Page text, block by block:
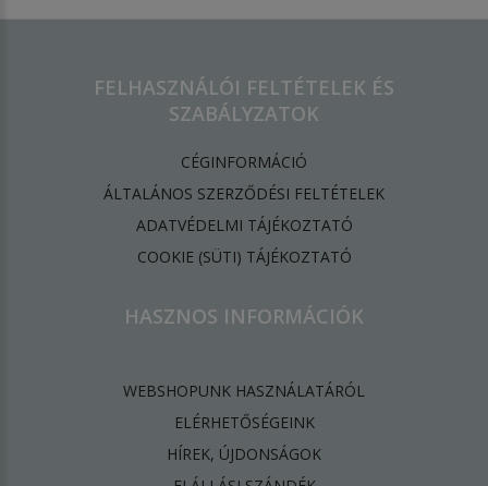
FELHASZNÁLÓI FELTÉTELEK ÉS
SZABÁLYZATOK
CÉGINFORMÁCIÓ
ÁLTALÁNOS SZERZŐDÉSI FELTÉTELEK
ADATVÉDELMI TÁJÉKOZTATÓ
​COOKIE (SÜTI) TÁJÉKOZTATÓ
HASZNOS INFORMÁCIÓK
WEBSHOPUNK HASZNÁLATÁRÓL
ELÉRHETŐSÉGEINK
HÍREK, ÚJDONSÁGOK